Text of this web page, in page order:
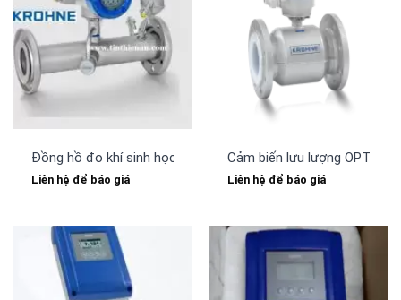
Đồng hồ đo khí sinh học OPTISONIC 7300 Biogas KROHNE
Liên hệ để báo giá
Cảm biến lưu lượng
Liên hệ để báo giá